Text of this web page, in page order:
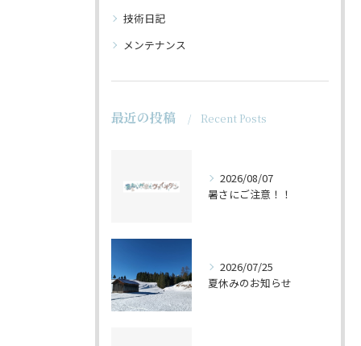
技術日記
メンテナンス
最近の投稿 Recent Posts
2026/08/07
暑さにご注意！！
2026/07/25
夏休みのお知らせ